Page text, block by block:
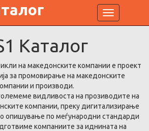
Toggle
navigation
Каталог
на македонските компании е проект
за промовирање на македонските
и производи.
видливоста на прозиводите на
компании, преку дигитализирање
опишување по меѓународни стандарди
компаниите за иднината на